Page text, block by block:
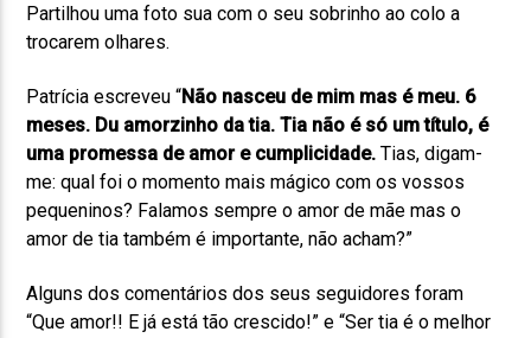
Partilhou uma foto sua com o seu sobrinho ao colo a
trocarem olhares.
Patrícia escreveu “Não nasceu de mim mas é meu. 6
meses. Du amorzinho da tia. Tia não é só um título, é
uma promessa de amor e cumplicidade. Tias, digam-
me: qual foi o momento mais mágico com os vossos
pequeninos? Falamos sempre o amor de mãe mas o
amor de tia também é importante, não acham?”
Alguns dos comentários dos seus seguidores foram
“Que amor!! E já está tão crescido!” e “Ser tia é o melhor